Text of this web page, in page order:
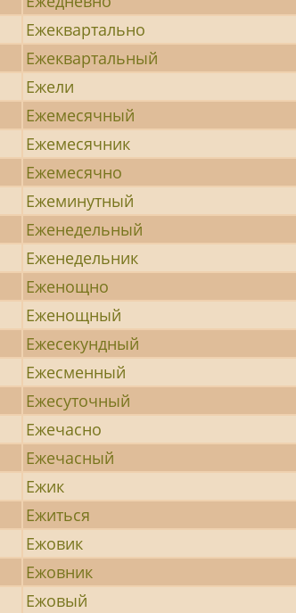
Ежеквартально
Ежеквартальный
Ежели
Ежемесячный
Ежемесячник
Ежемесячно
Ежеминутный
Еженедельный
Еженедельник
Еженощно
Еженощный
Ежесекундный
Ежесменный
Ежесуточный
Ежечасно
Ежечасный
Ежик
Ежиться
Ежовик
Ежовник
Ежовый